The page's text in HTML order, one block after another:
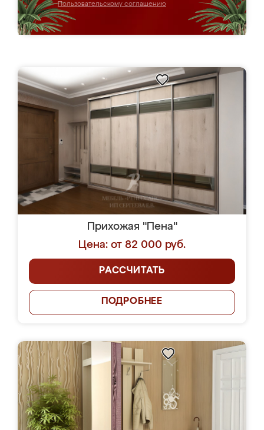
Пользовательскому соглашению
Прихожая "Пена"
Цена: от 82 000 руб.
РАССЧИТАТЬ
ПОДРОБНЕЕ